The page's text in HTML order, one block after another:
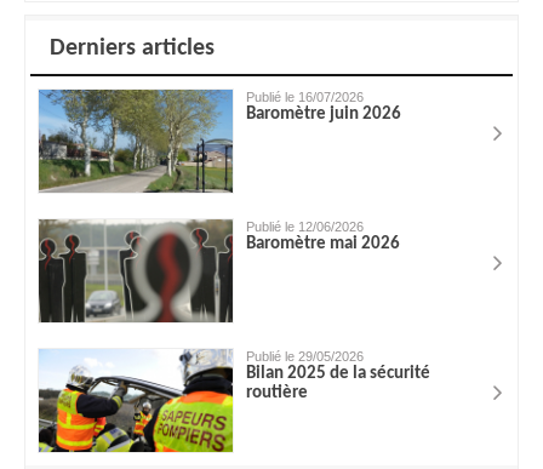
Derniers articles
Publié le 16/07/2026
Baromètre juin 2026
Publié le 12/06/2026
Baromètre mai 2026
Publié le 29/05/2026
Bilan 2025 de la sécurité
routière